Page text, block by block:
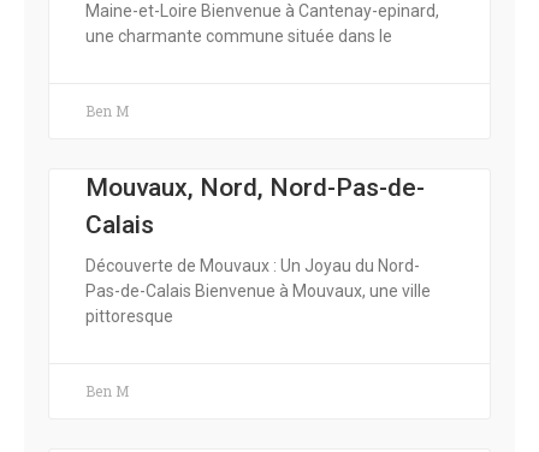
Maine-et-Loire Bienvenue à Cantenay-epinard,
une charmante commune située dans le
Ben M
Mouvaux, Nord, Nord-Pas-de-
Calais
Découverte de Mouvaux : Un Joyau du Nord-
Pas-de-Calais Bienvenue à Mouvaux, une ville
pittoresque
Ben M